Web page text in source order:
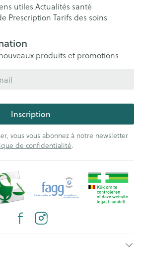
utiles Actualités santé
Prescription Tarifs des soins
produits et promotions
Inscription
vous vous abonnez à notre newsletter
de confidentialité.